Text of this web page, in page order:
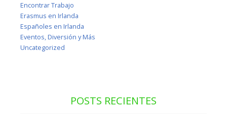
Encontrar Trabajo
Erasmus en Irlanda
Españoles en Irlanda
Eventos, Diversión y Más
Uncategorized
POSTS RECIENTES